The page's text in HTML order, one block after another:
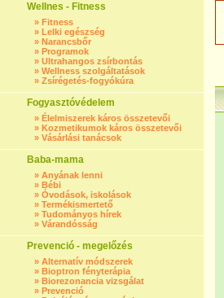
Wellnes - Fitness
» Fitness
» Lelki egészség
» Narancsbőr
» Programok
» Ultrahangos zsírbontás
» Wellness szolgáltatások
» Zsírégetés-fogyókúra
Fogyasztóvédelem
» Élelmiszerek káros összetevői
» Kozmetikumok káros összetevői
» Vásárlási tanácsok
Baba-mama
» Anyának lenni
» Bébi
» Óvodások, iskolások
» Termékismertető
» Tudományos hírek
» Várandósság
Prevenció - megelőzés
» Alternatív módszerek
» Bioptron fényterápia
» Biorezonancia vizsgálat
» Prevenció